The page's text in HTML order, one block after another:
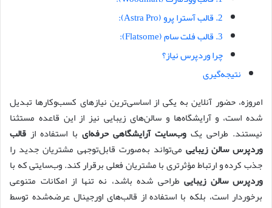
2. قالب آسترا پرو (Astra Pro):
3. قالب فلت سام (Flatsome):
چرا وردپرس نیاز؟
نتیجه‌گیری
امروزه، حضور آنلاین به یکی از اساسی‌ترین نیازهای کسب‌وکارها تبدیل
شده است، و آرایشگاه‌ها و سالن‌های زیبایی نیز از این قاعده مستثنا
نیستند. طراحی یکوب‌سایت آرایشگاهی حرفه‌ای با استفاده از قالب
وردپرس سالن زیبایی می‌تواند به‌صورت قابل‌توجهی مشتریان جدید را
جذب کرده و ارتباط مؤثرتری با مشتریان فعلی برقرار کند. وب‌سایتی که با
وردپرس سالن زیبایی طراحی شده باشد، نه تنها از امکانات متنوعی
برخوردار است، بلکه با استفاده از قالب‌های اورجینال عرضه‌شده توسط